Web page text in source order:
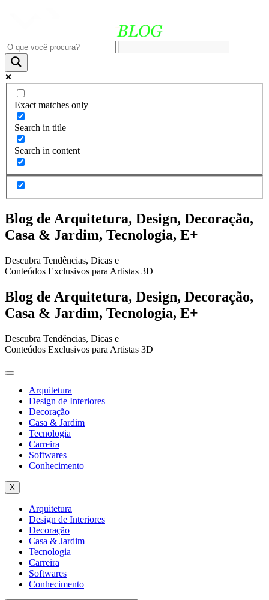
Exact matches only
Search in title
Search in content
Blog de Arquitetura, Design, Decoração,
Casa & Jardim, Tecnologia, E+
Descubra Tendências, Dicas e
Conteúdos Exclusivos para Artistas 3D
Blog de Arquitetura, Design, Decoração,
Casa & Jardim, Tecnologia, E+
Descubra Tendências, Dicas e
Conteúdos Exclusivos para Artistas 3D
Arquitetura
Design de Interiores
Decoração
Casa & Jardim
Tecnologia
Carreira
Softwares
Conhecimento
X
Arquitetura
Design de Interiores
Decoração
Casa & Jardim
Tecnologia
Carreira
Softwares
Conhecimento